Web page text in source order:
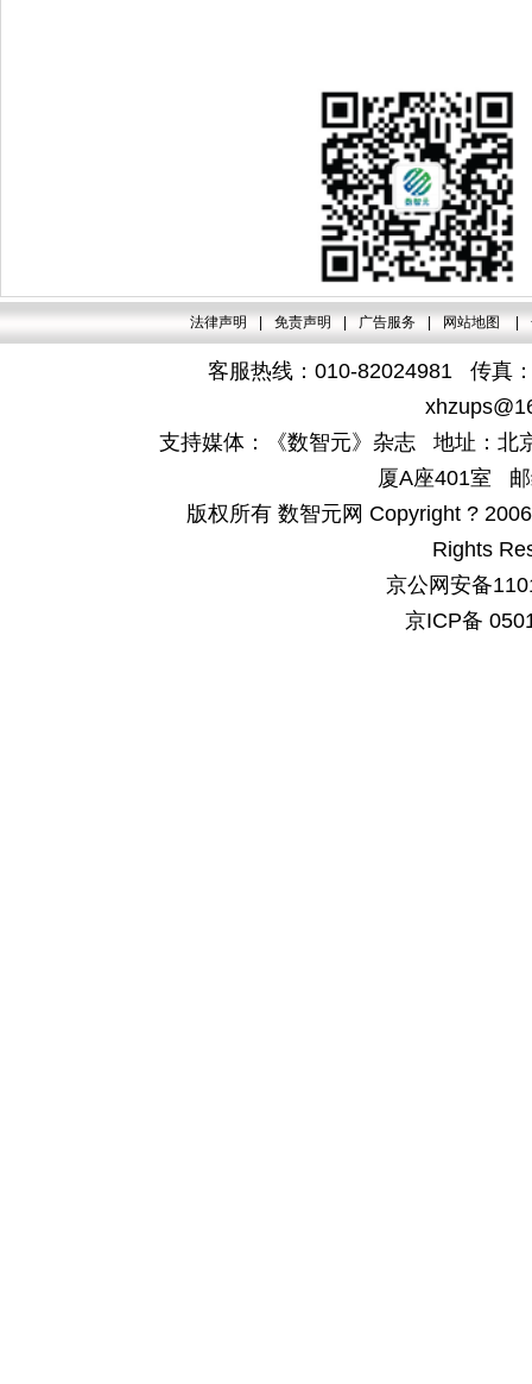
法律声明 免责声明 广告服务 网站地图
客服热线：010-82024981 传真
支持媒体：《数智元》杂志 地址：北
厦A座401室
版权所有 数智元网 Copyright ?
Rights
京公网安备
京ICP备